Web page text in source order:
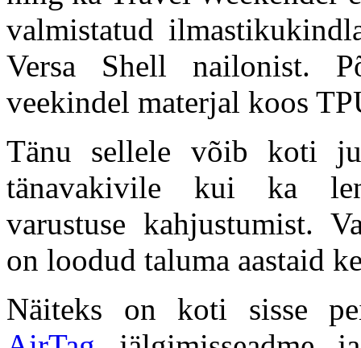
valmistatud
Versa Shell nailonist.
veekindel materjal koos
Tänu sellele võib koti
tänavakivile kui ka
varustuse kahjustumist.
on loodud taluma aastaid
Näiteks on koti sisse